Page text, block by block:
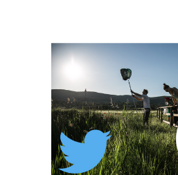
ente di
(richiesto)
LINK